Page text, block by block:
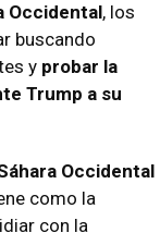
Occidental, los
buscando
y probar la
Trump a su
Occidental
como la
con la